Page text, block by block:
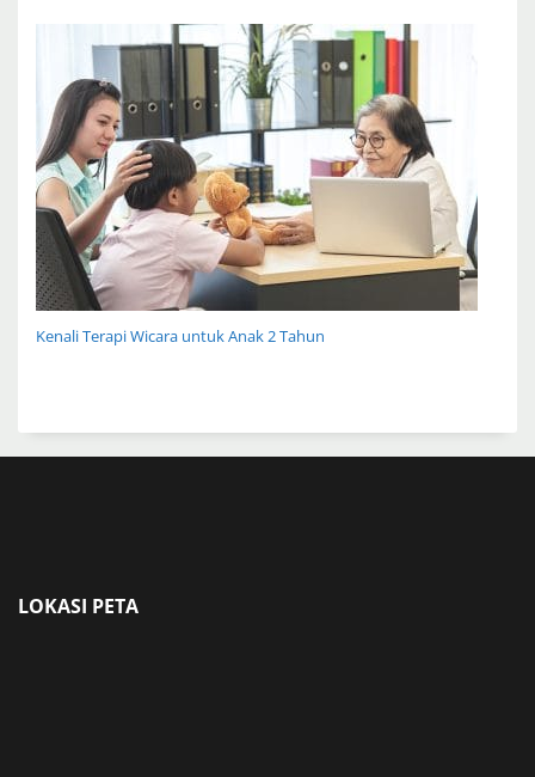
Kenali Terapi Wicara untuk Anak 2 Tahun
LOKASI PETA